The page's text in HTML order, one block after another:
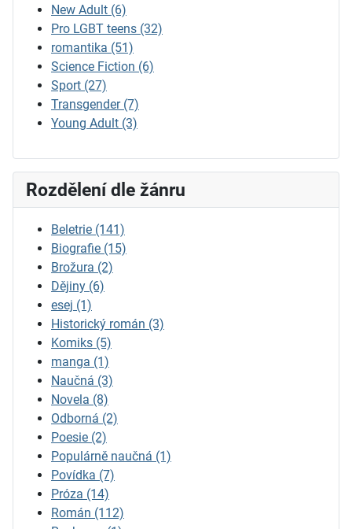
New Adult (6)
Pro LGBT teens (32)
romantika (51)
Science Fiction (6)
Sport (27)
Transgender (7)
Young Adult (3)
Rozdělení dle žánru
Beletrie (141)
Biografie (15)
Brožura (2)
Dějiny (6)
esej (1)
Historický román (3)
Komiks (5)
manga (1)
Naučná (3)
Novela (8)
Odborná (2)
Poesie (2)
Populárně naučná (1)
Povídka (7)
Próza (14)
Román (112)